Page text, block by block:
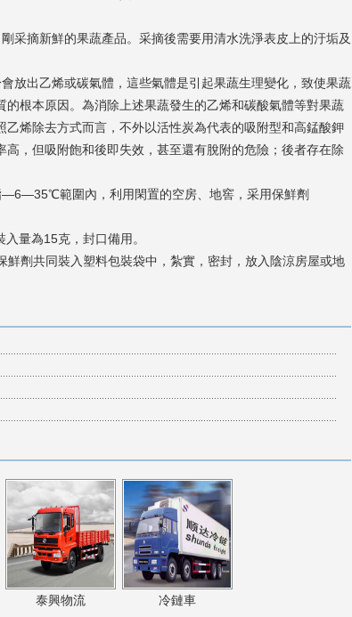
剛采摘新鮮的果蔬產品。采摘後需要用清水洗淨表皮上的汙垢及
會放出乙烯或碳氣體，這些氣體是引起果蔬生理變化，致使果蔬
質的根本原因。為消除上述果蔬發生的乙烯和碳酸氣體等對果蔬
乙烯除去方式而言，不外以活性炭為代表的吸附型和高錳酸鉀
，但吸附飽和後即失效，甚至還有脫附的危險；後者存在除
範圍內，利用閑置的空房、地窖，采用保鮮劑
為15克，封口備用。
劑共同裝入塑料包裝袋中，紮實，密封，放入陰涼房屋或地
泰興物流 冷鏈車